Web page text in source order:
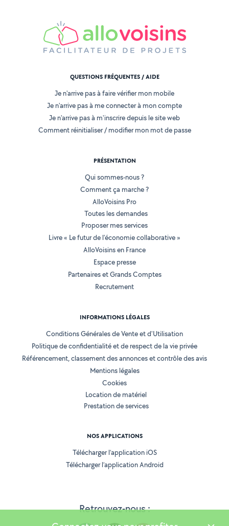
Retrouvez-nous :
QUESTIONS FRÉQUENTES / AIDE
Je n'arrive pas à faire vérifier mon mobile
Je n'arrive pas à me connecter à mon compte
Je n'arrive pas à m'inscrire depuis le site web
Comment réinitialiser / modifier mon mot de passe
PRÉSENTATION
Qui sommes-nous ?
Comment ça marche ?
AlloVoisins Pro
Toutes les demandes
Proposer mes services
Livre « Le futur de l'économie collaborative »
AlloVoisins en France
Espace presse
Partenaires et Grands Comptes
Recrutement
INFORMATIONS LÉGALES
Conditions Générales de Vente et d'Utilisation
Politique de confidentialité et de respect de la vie privée
Référencement, classement des annonces et contrôle des avis
Mentions légales
Cookies
Location de matériel
Prestation de services
NOS APPLICATIONS
Télécharger l’application iOS
Télécharger l’application Android